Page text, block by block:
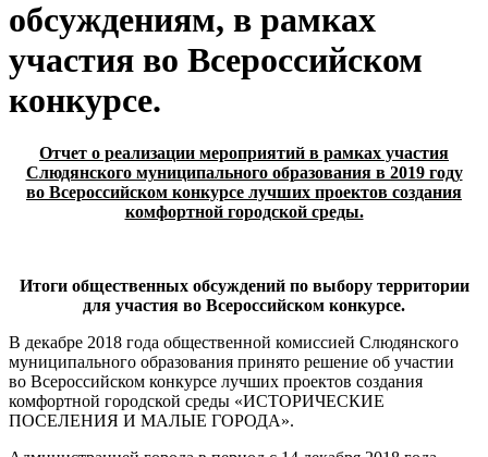
обсуждениям, в рамках
участия во Всероссийском
конкурсе.
Отчет о реализации мероприятий в рамках участия
Слюдянского муниципального образования в 2019 году
во Всероссийском конкурсе лучших проектов создания
комфортной городской среды.
Итоги общественных обсуждений по выбору территории
для участия во Всероссийском конкурсе.
В декабре 2018 года общественной комиссией Слюдянского
муниципального образования принято решение об участии
во Всероссийском конкурсе лучших проектов создания
комфортной городской среды «ИСТОРИЧЕСКИЕ
ПОСЕЛЕНИЯ И МАЛЫЕ ГОРОДА».